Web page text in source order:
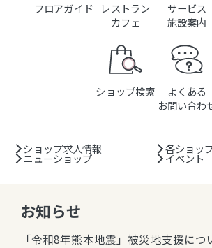
フロアガイド
レストラン
カフェ
ショップ検索
サービス
施設案内
よくある
お問い合わ
ショップ求人情報 各ショッ
ニューショップ イベント
お知らせ
「令和8年熊本地震」被災地支援につ